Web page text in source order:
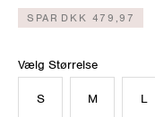
SPAR DKK 479,97
Vælg Størrelse
S M L